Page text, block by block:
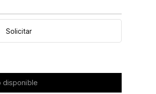
Solicitar
disponible